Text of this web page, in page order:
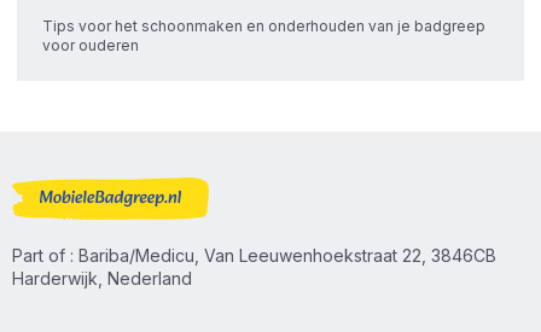
Tips voor het schoonmaken en onderhouden van je badgreep
voor ouderen
Part of : Bariba/Medicu, Van Leeuwenhoekstraat 22, 3846CB
Harderwijk, Nederland